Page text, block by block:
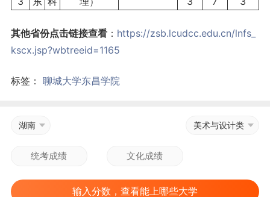
其他省份点击链接查看： https://zsb.lcudcc.edu.cn/lnfs_
kscx.jsp?wbtreeid=1165
标签： 聊城大学东昌学院
湖南 美术与设计类
输入分数，查看能上哪些大学